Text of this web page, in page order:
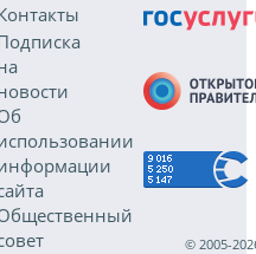
© 2005-